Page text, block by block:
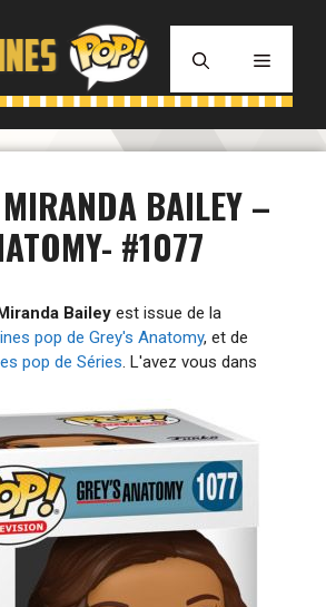
MENU
BAILEY –
#1077
Bailey est issue de la
pop de Grey's Anatomy, et de
pop de Séries. L'avez vous dans